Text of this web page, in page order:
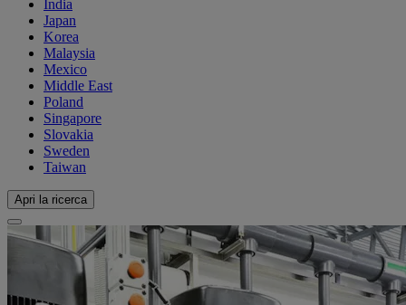
India
Japan
Korea
Malaysia
Mexico
Middle East
Poland
Singapore
Slovakia
Sweden
Taiwan
Apri la ricerca